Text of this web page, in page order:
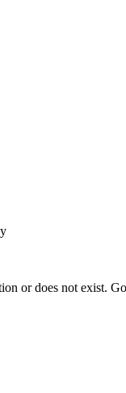
or does not exist.